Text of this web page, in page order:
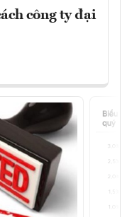
công ty đại